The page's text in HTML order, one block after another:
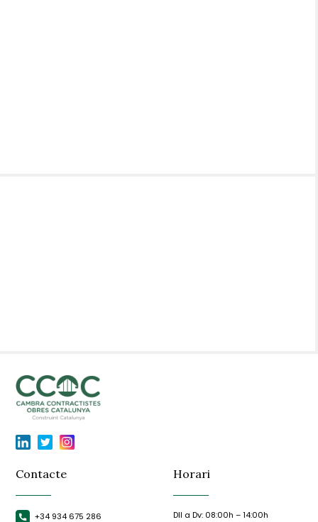
Contacte
+34 934 675 286
Horari
Dll a Dv: 08:00h – 14:00h